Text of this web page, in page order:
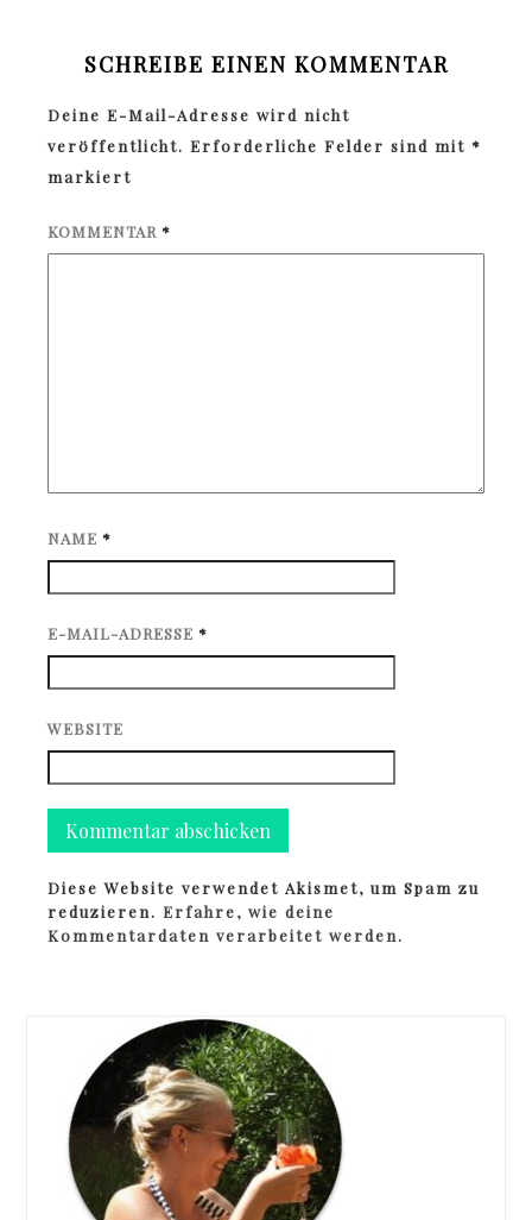
SCHREIBE EINEN KOMMENTAR
Deine E-Mail-Adresse wird nicht
veröffentlicht. Erforderliche Felder sind mit *
markiert
KOMMENTAR *
NAME *
E-MAIL-ADRESSE *
WEBSITE
Diese Website verwendet Akismet, um Spam zu
reduzieren.Erfahre, wie deine
Kommentardaten verarbeitet werden.